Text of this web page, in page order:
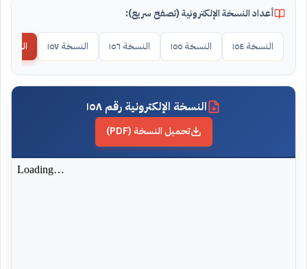
أعداد النسخة الإلكترونية (تصفح سريع):
النسخة ١٥٤ النسخة ١٥٥ النسخة ١٥٦ النسخة ١٥٧ النسخة ١٥٨
النسخة الإلكترونية رقم ١٥٨
تحميل النسخة (PDF)